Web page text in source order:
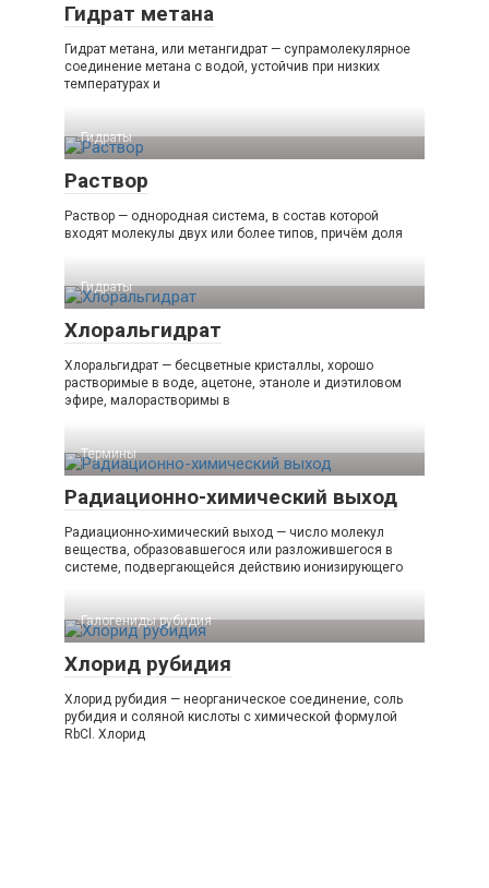
Гидрат метана
Гидрат метана, или метангидрат — супрамолекулярное
соединение метана с водой, устойчив при низких
температурах и
Гидраты
Раствор
Раствор — однородная система, в состав которой
входят молекулы двух или более типов, причём доля
Гидраты
Хлоральгидрат
Хлоральгидрат — бесцветные кристаллы, хорошо
растворимые в воде, ацетоне, этаноле и диэтиловом
эфире, малорастворимы в
Термины
Радиационно-химический выход
Радиационно-химический выход — число молекул
вещества, образовавшегося или разложившегося в
системе, подвергающейся действию ионизирующего
Галогениды рубидия‎
Хлорид рубидия
Хлорид рубидия — неорганическое соединение, соль
рубидия и соляной кислоты с химической формулой
RbCl. Хлорид